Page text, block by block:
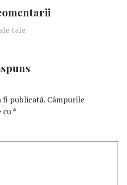
tale
fi publicată. Câmpurile
cu*